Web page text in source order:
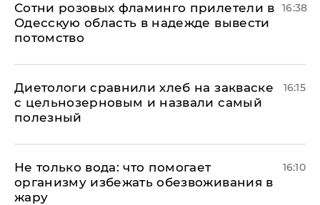
Сотни розовых фламинго прилетели в
Одесскую область в надежде вывести
потомство
16:38
Диетологи сравнили хлеб на закваске
с цельнозерновым и назвали самый
полезный
16:15
Не только вода: что помогает
организму избежать обезвоживания в
жару
16:10